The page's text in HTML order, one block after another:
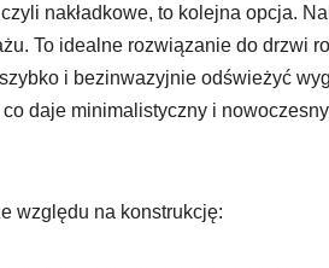
nakładkowe, to kolejna opcja.
To idealne rozwiązanie do drzwi
i bezinwazyjnie odświeżyć
daje minimalistyczny i
względu na konstrukcję: